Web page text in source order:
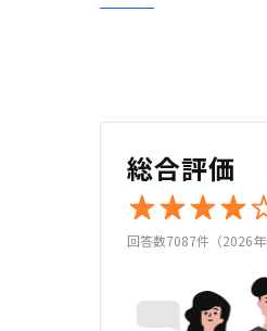
総合評価
回答数7087件（2026年